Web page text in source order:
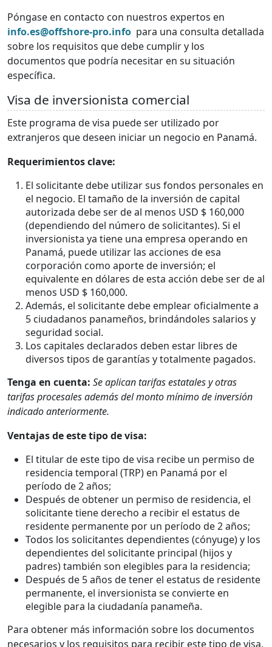
Póngase en contacto con nuestros expertos en
info.es@offshore-pro.info para una consulta detallada
sobre los requisitos que debe cumplir y los
documentos que podría necesitar en su situación
específica.
Visa de inversionista comercial
Este programa de visa puede ser utilizado por
extranjeros que deseen iniciar un negocio en Panamá.
Requerimientos clave:
El solicitante debe utilizar sus fondos personales en
el negocio. El tamaño de la inversión de capital
autorizada debe ser de al menos USD $ 160,000
(dependiendo del número de solicitantes). Si el
inversionista ya tiene una empresa operando en
Panamá, puede utilizar las acciones de esa
corporación como aporte de inversión; el
equivalente en dólares de esta acción debe ser de al
menos USD $ 160,000.
Además, el solicitante debe emplear oficialmente a
5 ciudadanos panameños, brindándoles salarios y
seguridad social.
Los capitales declarados deben estar libres de
diversos tipos de garantías y totalmente pagados.
Tenga en cuenta: Se aplican tarifas estatales y otras
tarifas procesales además del monto mínimo de inversión
indicado anteriormente.
Ventajas de este tipo de visa:
El titular de este tipo de visa recibe un permiso de
residencia temporal (TRP) en Panamá por el
período de 2 años;
Después de obtener un permiso de residencia, el
solicitante tiene derecho a recibir el estatus de
residente permanente por un período de 2 años;
Todos los solicitantes dependientes (cónyuge) y los
dependientes del solicitante principal (hijos y
padres) también son elegibles para la residencia;
Después de 5 años de tener el estatus de residente
permanente, el inversionista se convierte en
elegible para la ciudadanía panameña.
Para obtener más información sobre los documentos
necesarios y los requisitos para recibir este tipo de visa,